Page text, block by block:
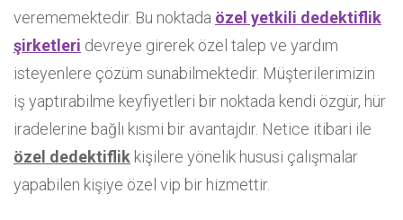
verememektedir. Bu noktada özel yetkili dedektiflik
şirketleri devreye girerek özel talep ve yardım
isteyenlere çözüm sunabilmektedir. Müşterilerimizin
iş yaptırabilme keyfiyetleri bir noktada kendi özgür, hür
iradelerine bağlı kısmi bir avantajdır. Netice itibari ile
özel dedektiflik kişilere yönelik hususi çalışmalar
yapabilen kişiye özel vip bir hizmettir.